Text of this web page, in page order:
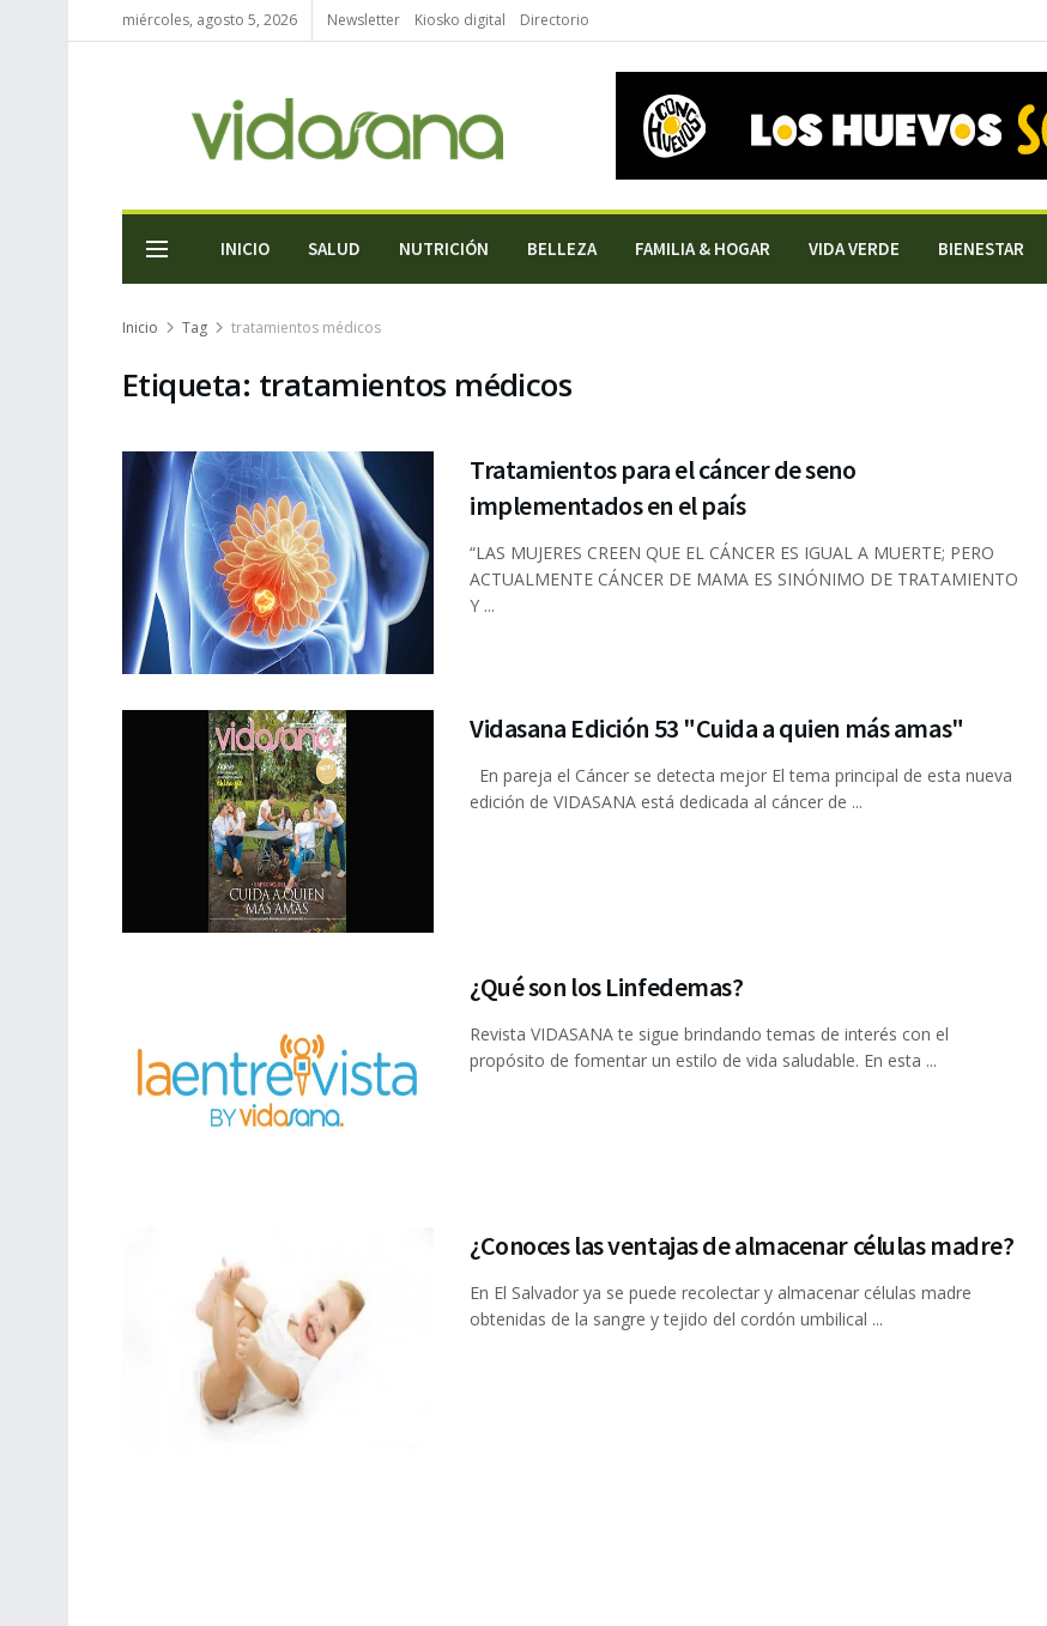
miércoles, agosto 5, 2026 Newsletter Kiosko digital Directorio
INICIO SALUD NUTRICIÓN BELLEZA FAMILIA & HOGAR VIDA VERDE BIENESTAR
Inicio Tag tratamientos médicos
Etiqueta: tratamientos médicos
Tratamientos para el cáncer de seno
implementados en el país
“LAS MUJERES CREEN QUE EL CÁNCER ES IGUAL A MUERTE; PERO
ACTUALMENTE CÁNCER DE MAMA ES SINÓNIMO DE TRATAMIENTO
Y ...
Vidasana Edición 53 "Cuida a quien más amas"
En pareja el Cáncer se detecta mejor El tema principal de esta nueva
edición de VIDASANA está dedicada al cáncer de ...
¿Qué son los Linfedemas?
Revista VIDASANA​ te sigue brindando temas de interés con el
propósito de fomentar un estilo de vida saludable. En esta ...
¿Conoces las ventajas de almacenar células madre?
En El Salvador ya se puede recolectar y almacenar células madre
obtenidas de la sangre y tejido del cordón umbilical ...